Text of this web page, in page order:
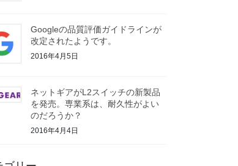
Googleの品質評価ガイドラインが
改定されたようです。
2016年4月5日
ネットギアがL2スイッチの新製品
を発売。専業系は、耐久性がよい
のだろうか？
2016年4月4日